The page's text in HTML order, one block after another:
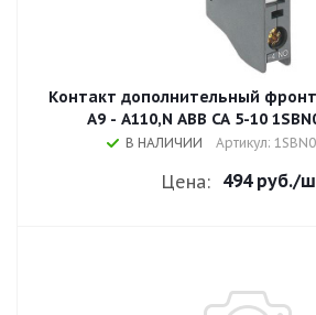
Контакт дополнительный
A9 - A110,N ABB CA 5-10
В НАЛИЧИИ Артикул:
Цена: 494 руб./